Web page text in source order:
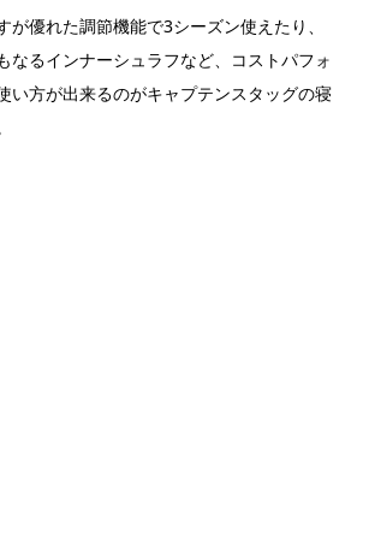
が優れた調節機能で3シーズン使えたり、
なるインナーシュラフなど、コストパフォ
い方が出来るのがキャプテンスタッグの寝